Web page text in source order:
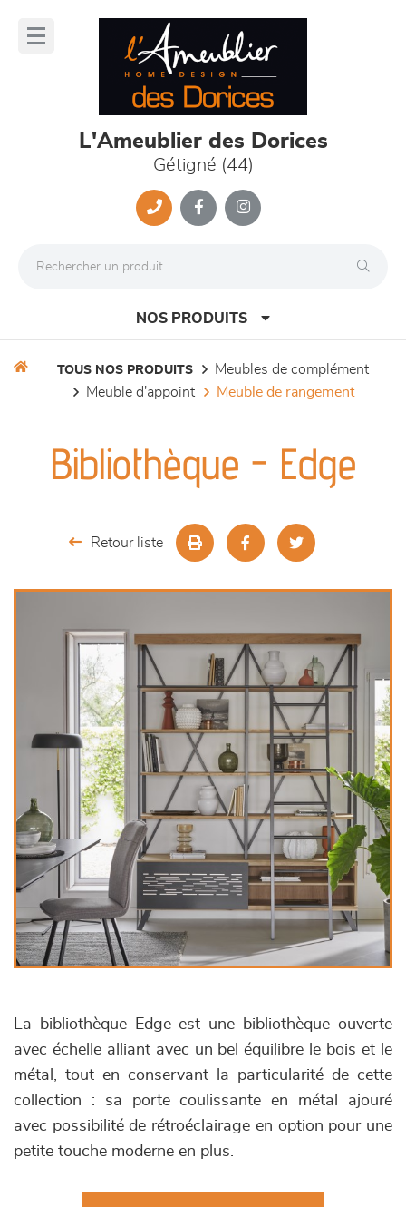
L'Ameublier des Dorices
Gétigné (44)
NOS PRODUITS
séjours
chambres et dressing
outdoor
décoration
TOUS NOS PRODUITS
meubles de complément
meuble d'appoint
meuble de rangement
Bibliothèque - Edge
Retour liste
La bibliothèque Edge est une bibliothèque ouverte
avec échelle alliant avec un bel équilibre le bois et le
métal, tout en conservant la particularité de cette
collection : sa porte coulissante en métal ajouré
avec possibilité de rétroéclairage en option pour une
petite touche moderne en plus.